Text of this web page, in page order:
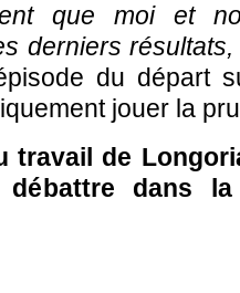
que moi et
derniers
du départ
jouer la
travail de
dans